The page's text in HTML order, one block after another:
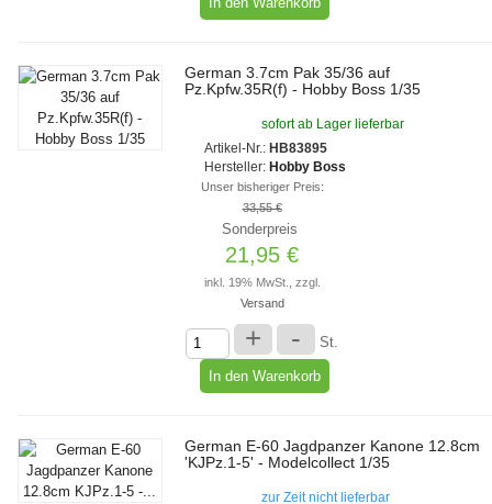
German 3.7cm Pak 35/36 auf
Pz.Kpfw.35R(f) - Hobby Boss 1/35
sofort ab Lager lieferbar
Artikel-Nr.: HB83895
Hersteller: Hobby Boss
Unser bisheriger Preis:
33,55 €
Sonderpreis
21,95 €
inkl. 19% MwSt., zzgl.
Versand
+ - St.
German E-60 Jagdpanzer Kanone 12.8cm
'KJPz.1-5' - Modelcollect 1/35
zur Zeit nicht lieferbar